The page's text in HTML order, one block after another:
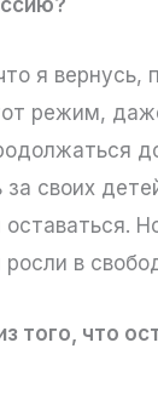
я вернусь,
режим,
своих
в
того, что